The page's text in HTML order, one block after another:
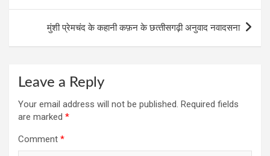
k
p
मुंशी प्रेमचंद के कहानी कफ़न के छत्‍तीसगढ़ी अनुवाद नवादसना
Leave a Reply
Your email address will not be published. Required fields
are marked *
Comment *